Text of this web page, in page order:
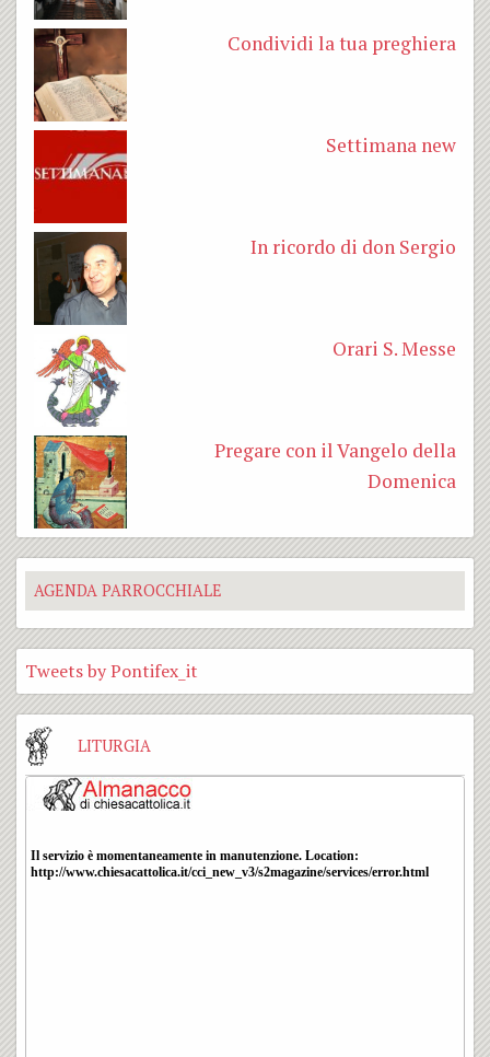
Condividi la tua preghiera
Settimana new
In ricordo di don Sergio
Orari S. Messe
Pregare con il Vangelo della
Domenica
AGENDA PARROCCHIALE
Tweets by Pontifex_it
LITURGIA